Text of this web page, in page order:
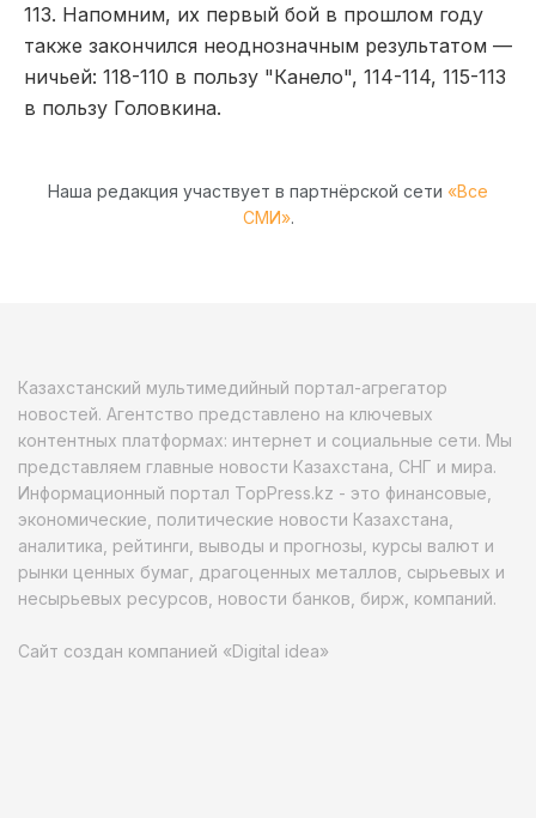
113. Напомним, их первый бой в прошлом году
также закончился неоднозначным результатом —
ничьей: 118-110 в пользу "Канело", 114-114, 115-113
в пользу Головкина.
Наша редакция участвует в партнёрской сети «Все
СМИ».
Казахстанский мультимедийный портал-агрегатор
новостей. Агентство представлено на ключевых
контентных платформах: интернет и социальные сети. Мы
представляем главные новости Казахстана, СНГ и мира.
Информационный портал TopPress.kz - это финансовые,
экономические, политические новости Казахстана,
аналитика, рейтинги, выводы и прогнозы, курсы валют и
рынки ценных бумаг, драгоценных металлов, сырьевых и
несырьевых ресурсов, новости банков, бирж, компаний.
Сайт создан компанией «Digital idea»